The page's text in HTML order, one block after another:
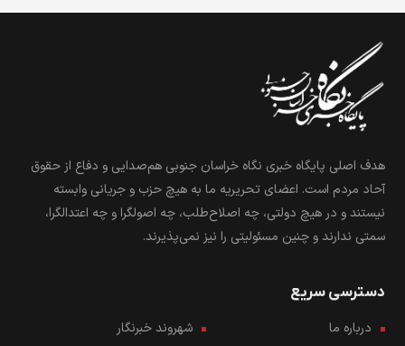
هدف اصلی پایگاه خبری نگاه خراسان جنوبی هم‌صدایی و دفاع از حقوق
آحاد مردم است. اعضای تحریریه ما به هیچ حزب و جریانی وابسته
نیستند و در هیچ دولتی، چه اصلاح‌طلب، چه اصولگرا و چه اعتدالگرا،
سمتی ندارند و چنین مسئولیتی را نیز نمی‌پذیرند.
دسترسی سریع
درباره ما شهروند خبرنگار